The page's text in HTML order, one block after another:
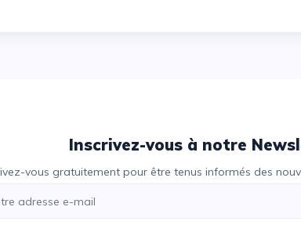
Inscrivez-vous à notre
vous gratuitement pour être tenus informés des